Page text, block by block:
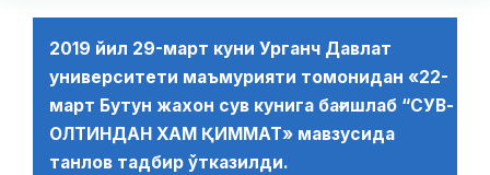
2019 йил 29-март куни Урганч Давлат
университети маъмурияти томонидан «22-
март Бутун жахон сув кунига бағишлаб “СУВ-
ОЛТИНДАН ХАМ ҚИММАТ» мавзусида
танлов тадбир ўтказилди.